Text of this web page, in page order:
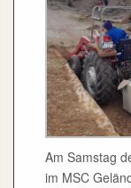
Am Samstag
im MSC